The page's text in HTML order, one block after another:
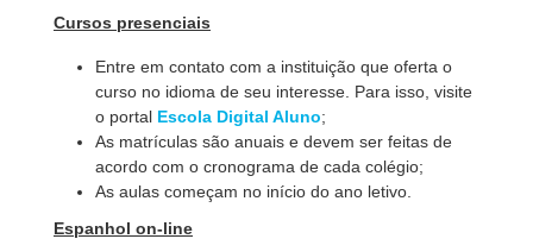
Cursos presenciais
Entre em contato com a instituição que oferta o
curso no idioma de seu interesse. Para isso, visite
o portal Escola Digital Aluno;
As matrículas são anuais e devem ser feitas de
acordo com o cronograma de cada colégio;
As aulas começam no início do ano letivo.
Espanhol on-line